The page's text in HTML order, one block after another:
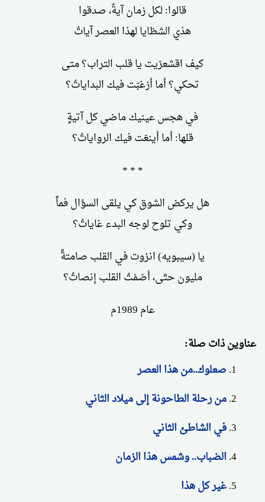
قالوا: لكل زمان آيةٌ، صدقوا
هذي الشظايا لهذا العصر آياتُ
كيف اقشعرّيت يا قلب التراب؟ متى
تحكي؟ أما أزغبَت فيك البداياتُ؟
في هجس عينيك ماضي كل آتيةٍ
قلها: أما أينعَت فيك الرواياتُ؟
* * *
هل يركض الشوق كي يلقى السؤال فماً
وكي تلوح لوجه البدء غاياتُ؟
يا (سيبويه) انزوت في القلب صامتةً
مليون حتّى، أصَمْتُ القلب إنصاتُ؟
عام 1989م
عناوين ذات صلة:
صعلوك..من هذا العصر
من رحلة الطاحونة إلى ميلاد الثاني
في الشاطئ الثاني
الضباب.. وشمس هذا الزمان
غير كل هذا